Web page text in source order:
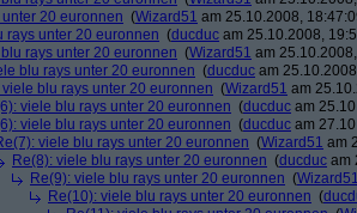
20 euronnen (Wizard51 am 25.10.2008,
rays unter 20 euronnen (ducduc am 25.10.2008,
rays unter 20 euronnen (Wizard51 am
blu rays unter 20 euronnen (ducduc am
viele blu rays unter 20 euronnen (Wizard51 am
viele blu rays unter 20 euronnen (ducduc am
viele blu rays unter 20 euronnen (ducduc am
viele blu rays unter 20 euronnen (Wizard51 am
Re(8): viele blu rays unter 20 euronnen (ducduc am
Re(9): viele blu rays unter 20 euronnen (
Re(10): viele blu rays unter 20 euronnen (